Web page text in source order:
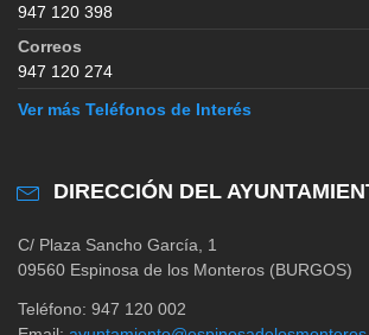
947 120 398
Correos
947 120 274
Ver más Teléfonos de Interés
DIRECCIÓN DEL
C/ Plaza Sancho García, 1
09560 Espinosa de los Monteros (BURGOS)
Teléfono: 947 120 002